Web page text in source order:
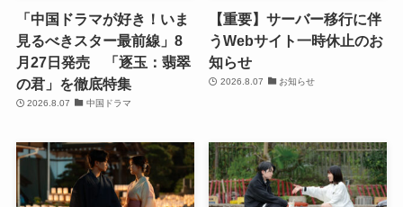
「中国ドラマが好き！いま
見るべきスター最前線」8
月27日発売 「逐玉：翡翠
の君」を徹底特集
2026.8.07 中国ドラマ
【重要】サーバー移行に伴
うWebサイト一時休止のお
知らせ
2026.8.07 お知らせ